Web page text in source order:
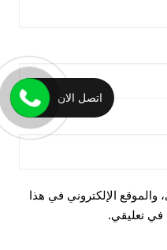
الإلكتروني في هذا
في تعليقي.
اتصل الان